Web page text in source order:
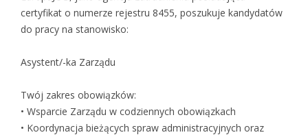
certyfikat o numerze rejestru 8455, poszukuje kandydatów
do pracy na stanowisko:
Asystent/-ka Zarządu
Twój zakres obowiązków:
• Wsparcie Zarządu w codziennych obowiązkach
• Koordynacja bieżących spraw administracyjnych oraz